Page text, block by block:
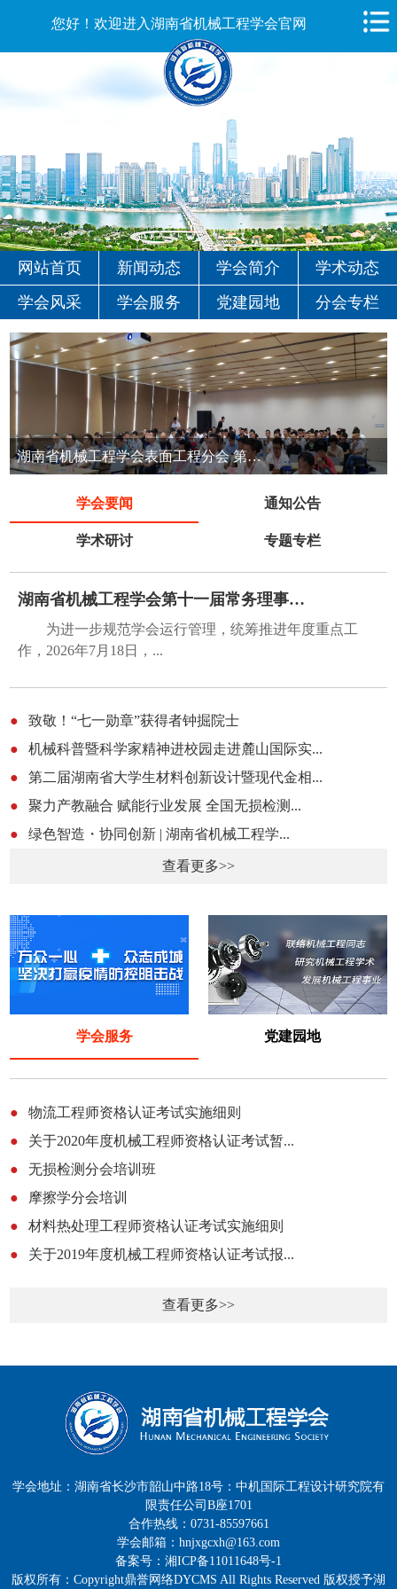
您好！欢迎进入湖南省机械工程学会官网
网站首页 新闻动态 学会简介
学术动态
学会风采
学会服务 党建园地 分会专栏
湖南省机械工程学会表面工程分会 第七届表面工程清洁生产技术交流会
学会要闻 通知公告
学术研讨 专题专栏
湖南省机械工程学会第十一届常务理事会第五...
为进一步规范学会运行管理，统筹推进年度重点工
作，2026年7月18日，...
●
致敬！“七一勋章”获得者钟掘院士
●
机械科普暨科学家精神进校园走进麓山国际实...
●
第二届湖南省大学生材料创新设计暨现代金相...
●
聚力产教融合 赋能行业发展 全国无损检测...
●
绿色智造・协同创新 | 湖南省机械工程学...
查看更多>>
学会服务 党建园地
●
物流工程师资格认证考试实施细则
●
关于2020年度机械工程师资格认证考试暂...
●
无损检测分会培训班
●
摩擦学分会培训
●
材料热处理工程师资格认证考试实施细则
●
关于2019年度机械工程师资格认证考试报...
查看更多>>
学会地址：湖南省长沙市韶山中路18号：中机国际工程设计研究院有
限责任公司B座1701
合作热线：0731-85597661
学会邮箱：hnjxgcxh@163.com
备案号：湘ICP备11011648号-1
版权所有：Copyright鼎誉网络DYCMS All Rights Reserved 版权授予湖